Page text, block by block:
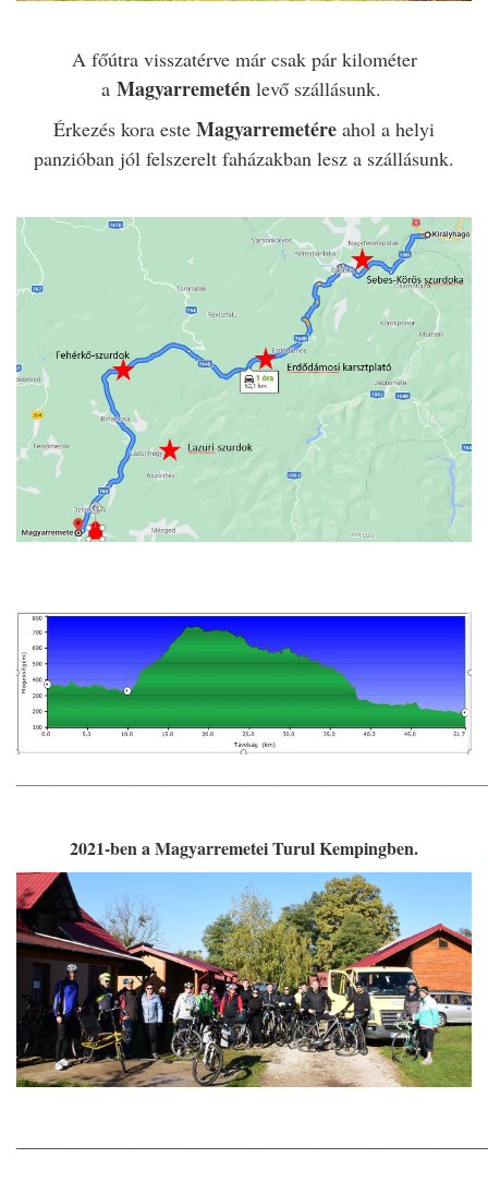
A főútra visszatérve már csak pár kilométer
a Magyarremeténlevő szállásunk.
Érkezés kora este Magyarremetére ahol a helyi
panzióban jól felszerelt faházakban lesz a szállásunk.
2021-ben a Magyarremetei Turul Kempingben.